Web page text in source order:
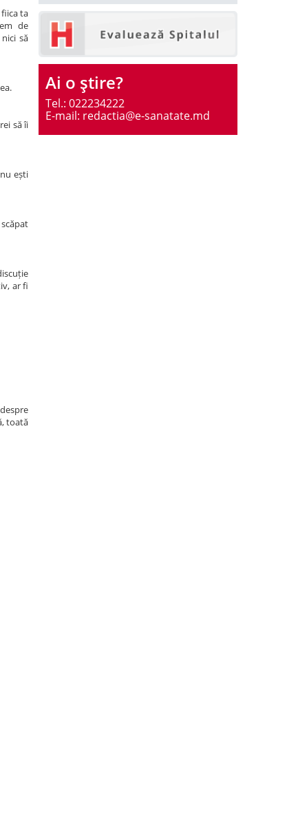
ta
de
să
să îi
ești
ar fi
toată
Ai o ştire?
Tel.: 022234222
E-mail: redactia@e-sanatate.md